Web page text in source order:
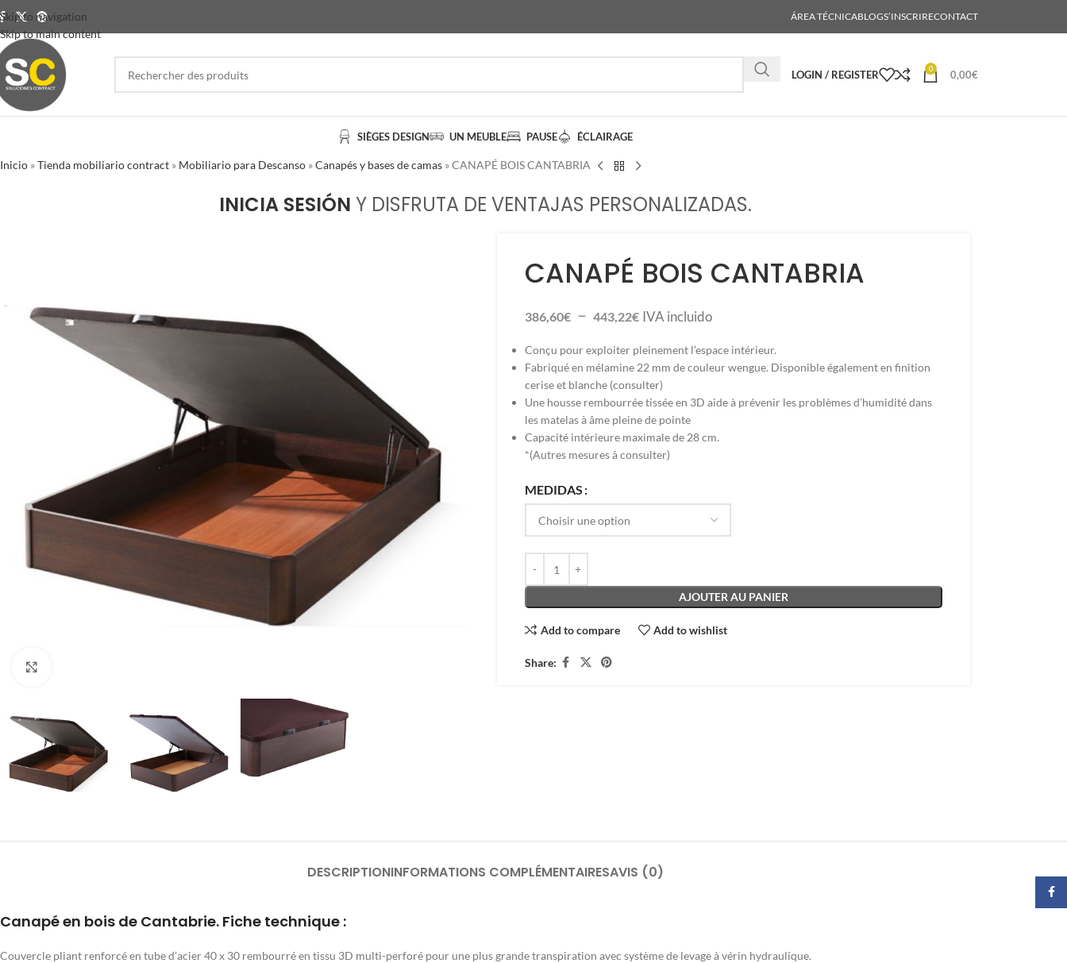
Skip to navigation
Skip to main content
ÁREA TÉCNICABLOGS’INSCRIRECONTACT
LOGIN / REGISTER 0 0,00€
SIÈGES DESIGN UN MEUBLE PAUSE ÉCLAIRAGE
Inicio »Tienda mobiliario contract » Mobiliario para Descanso »Canapés y bases de camas »CANAPÉ BOIS CANTABRIA
INICIA SESIÓN Y DISFRUTA DE VENTAJAS PERSONALIZADAS.
CANAPÉ BOIS CANTABRIA
386,60€ – 443,22€ IVA incluido
Conçu pour exploiter pleinement l’espace intérieur.
Fabriqué en mélamine 22 mm de couleur wengue. Disponible également en finition
cerise et blanche (consulter)
Une housse rembourrée tissée en 3D aide à prévenir les problèmes d’humidité dans
les matelas à âme pleine de pointe
Capacité intérieure maximale de 28 cm.
*(Autres mesures à consulter)
MEDIDAS
AJOUTER AU PANIER
Add to compare Add to wishlist
Share:
DESCRIPTIONINFORMATIONS COMPLÉMENTAIRESAVIS (0)
Canapé en bois de Cantabrie. Fiche technique :
Couvercle pliant renforcé en tube d’acier 40 x 30 rembourré en tissu 3D multi-perforé pour une plus grande transpiration avec système de levage à vérin hydraulique.